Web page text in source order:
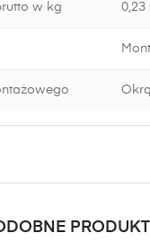
w kg 0,23